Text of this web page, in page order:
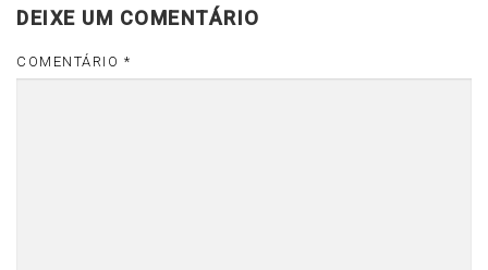
DEIXE UM COMENTÁRIO
COMENTÁRIO *